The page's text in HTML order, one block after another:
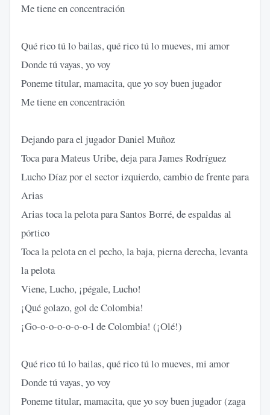
Me tiene en concentración
Qué rico tú lo bailas, qué rico tú lo mueves, mi amor
Donde tú vayas, yo voy
Poneme titular, mamacita, que yo soy buen jugador
Me tiene en concentración
Dejando para el jugador Daniel Muñoz
Toca para Mateus Uribe, deja para James Rodríguez
Lucho Díaz por el sector izquierdo, cambio de frente para
Arias
Arias toca la pelota para Santos Borré, de espaldas al
pórtico
Toca la pelota en el pecho, la baja, pierna derecha, levanta
la pelota
Viene, Lucho, ¡pégale, Lucho!
¡Qué golazo, gol de Colombia!
¡Go-o-o-o-o-o-o-l de Colombia! (¡Olé!)
Qué rico tú lo bailas, qué rico tú lo mueves, mi amor
Donde tú vayas, yo voy
Poneme titular, mamacita, que yo soy buen jugador (zaga